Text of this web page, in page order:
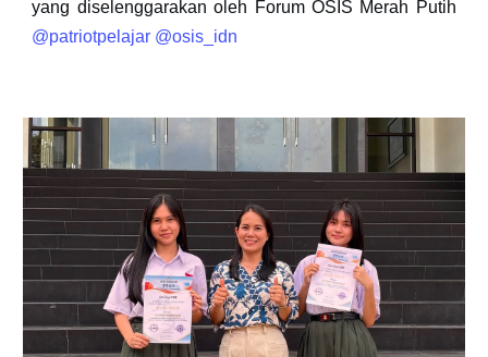
yang diselenggarakan oleh Forum OSIS Merah Putih
@patriotpelajar @osis_idn